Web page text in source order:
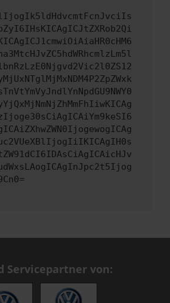
Servicepartner von: